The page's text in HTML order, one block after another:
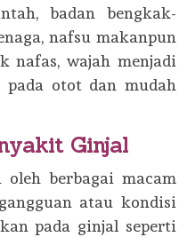
badan bengkak-
nafsu makanpun
nafas, wajah menjadi
pada otot dan mudah
Ginjal
oleh berbagai macam
atau kondisi
pada ginjal seperti